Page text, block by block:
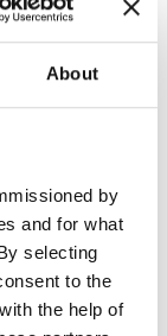
About
by
and for what
selecting
to the
the help of